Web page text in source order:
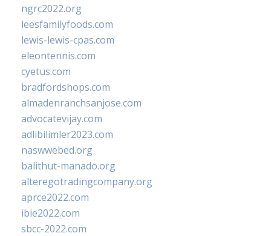
ngrc2022.org
leesfamilyfoods.com
lewis-lewis-cpas.com
eleontennis.com
cyetus.com
bradfordshops.com
almadenranchsanjose.com
advocatevijay.com
adlibilimler2023.com
naswwebed.org
balithut-manado.org
alteregotradingcompany.org
aprce2022.com
ibie2022.com
sbcc-2022.com